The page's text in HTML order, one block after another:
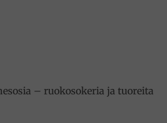
– ruokosokeria ja tuoreita